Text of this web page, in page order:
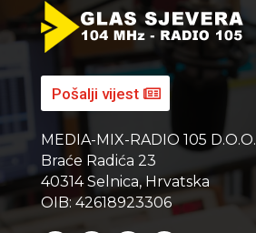
Pošalji vijest
MEDIA-MIX-RADIO 105 D.O.O.
Braće Radića 23
40314 Selnica, Hrvatska
OIB: 42618923306